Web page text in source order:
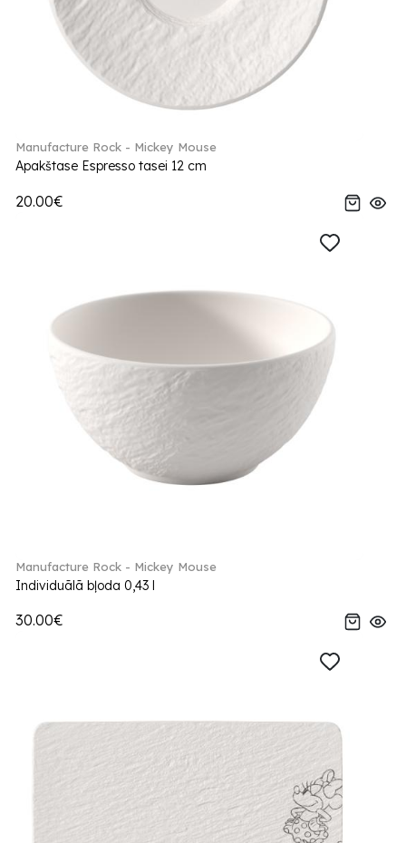
Manufacture Rock - Mickey Mouse
Apakštase Espresso tasei 12 cm
20.00€
Manufacture Rock - Mickey Mouse
Individuālā bļoda 0,43 l
30.00€